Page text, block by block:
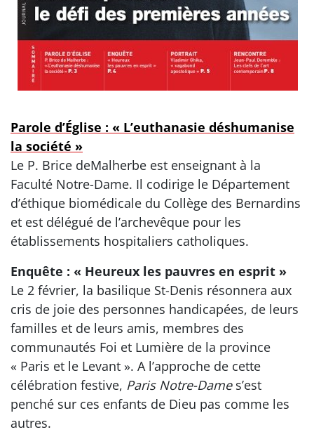
Parole d’Église : « L’euthanasie déshumanise
la société »
Le P. Brice deMalherbe est enseignant à la
Faculté Notre-Dame. Il codirige le Département
d’éthique biomédicale du Collège des Bernardins
et est délégué de l’archevêque pour les
établissements hospitaliers catholiques.
Enquête : « Heureux les pauvres en esprit »
Le 2 février, la basilique St-Denis résonnera aux
cris de joie des personnes handicapées, de leurs
familles et de leurs amis, membres des
communautés Foi et Lumière de la province
« Paris et le Levant ». A l’approche de cette
célébration festive, Paris Notre-Dames’est
penché sur ces enfants de Dieu pas comme les
autres.